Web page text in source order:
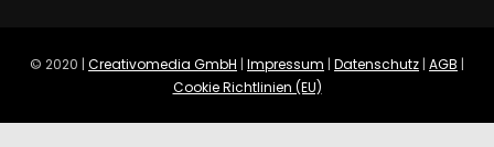
© 2020 | Creativomedia GmbH | Impressum | Datenschutz | AGB |
Cookie Richtlinien (EU)